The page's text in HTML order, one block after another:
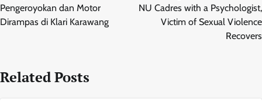
Pengeroyokan dan Motor
Dirampas di Klari Karawang
NU Cadres with a Psychologist,
Victim of Sexual Violence
Recovers
Related Posts